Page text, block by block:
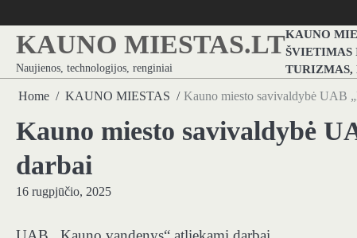
to
contentKAUNO MIESTAS.LT
Naujienos, technologijos, renginiai
KAUNO
ŠVIETIMAS
TURIZMAS,
Home KAUNO MIESTAS Kauno miesto savivaldybė UAB
Kauno miesto savivaldybė
darbai
16 rugpjūčio, 2025